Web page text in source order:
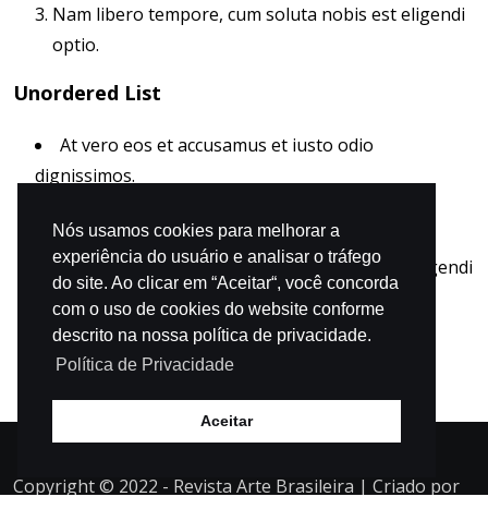
Nam libero tempore, cum soluta nobis est eligendi
optio.
Unordered List
At vero eos et accusamus et iusto odio
dignissimos.
distinctio.
Nam libero tempore, cum soluta nobis est eligendi
Copyright © 2022 - Revista Arte Brasileira | Criado por
Nós usamos cookies para melhorar a
experiência do usuário e analisar o tráfego
do site. Ao clicar em “Aceitar“, você concorda
com o uso de cookies do website conforme
descrito na nossa política de privacidade.
Política de Privacidade
Aceitar